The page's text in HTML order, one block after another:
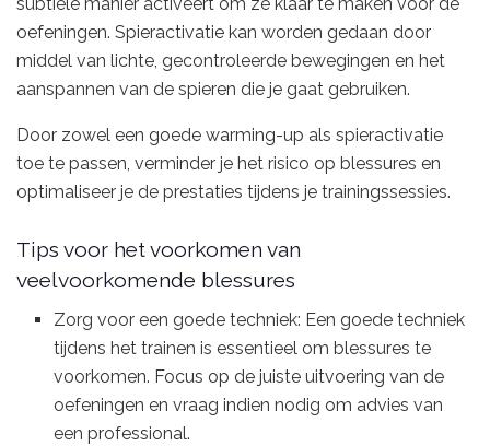
oefeningen. Spieractivatie kan worden gedaan door
middel van lichte, gecontroleerde bewegingen en het
aanspannen van de spieren die je gaat gebruiken.
Door zowel een goede warming-up als spieractivatie
toe te passen, verminder je het risico op blessures en
optimaliseer je de prestaties tijdens je trainingssessies.
Tips voor het voorkomen van
veelvoorkomende blessures
Zorg voor een goede techniek: Een goede techniek
tijdens het trainen is essentieel om blessures te
voorkomen. Focus op de juiste uitvoering van de
oefeningen en vraag indien nodig om advies van
een professional.